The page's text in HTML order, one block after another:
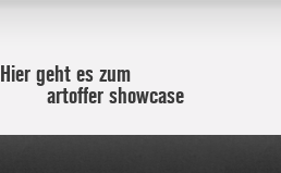
Hier geht es zum
artoffer showcase